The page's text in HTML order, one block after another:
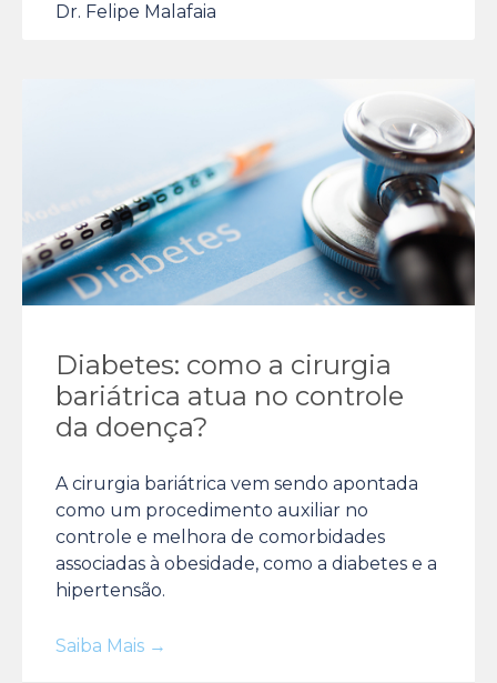
Dr. Felipe Malafaia
Diabetes: como a cirurgia
bariátrica atua no controle
da doença?
A cirurgia bariátrica vem sendo apontada
como um procedimento auxiliar no
controle e melhora de comorbidades
associadas à obesidade, como a diabetes e a
hipertensão.
Saiba Mais →